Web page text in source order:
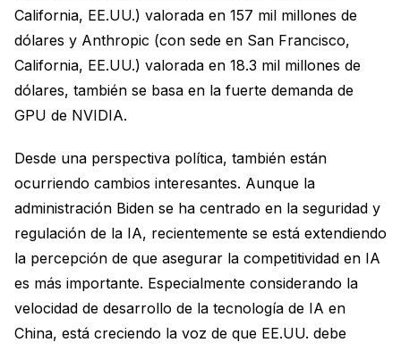
California, EE.UU.) valorada en 157 mil millones de
dólares y Anthropic (con sede en San Francisco,
California, EE.UU.) valorada en 18.3 mil millones de
dólares, también se basa en la fuerte demanda de
GPU de NVIDIA.
Desde una perspectiva política, también están
ocurriendo cambios interesantes. Aunque la
administración Biden se ha centrado en la seguridad y
regulación de la IA, recientemente se está extendiendo
la percepción de que asegurar la competitividad en IA
es más importante. Especialmente considerando la
velocidad de desarrollo de la tecnología de IA en
China, está creciendo la voz de que EE.UU. debe